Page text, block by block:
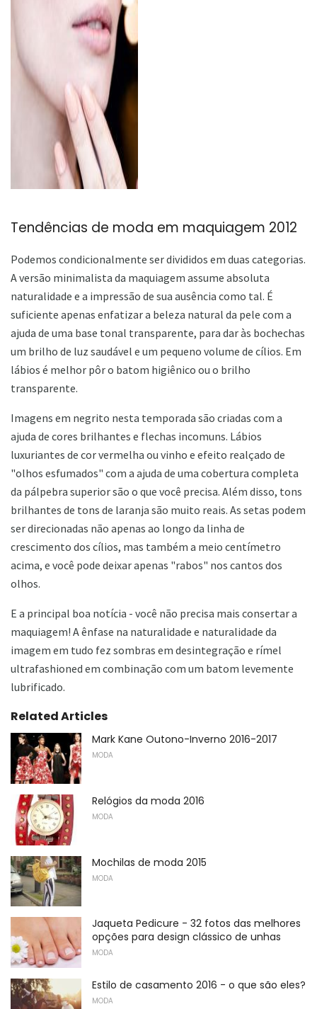
Tendências de moda em maquiagem 2012
Podemos condicionalmente ser divididos em duas categorias.
A versão minimalista da maquiagem assume absoluta
naturalidade e a impressão de sua ausência como tal. É
suficiente apenas enfatizar a beleza natural da pele com a
ajuda de uma base tonal transparente, para dar às bochechas
um brilho de luz saudável e um pequeno volume de cílios. Em
lábios é melhor pôr o batom higiênico ou o brilho
transparente.
Imagens em negrito nesta temporada são criadas com a
ajuda de cores brilhantes e flechas incomuns. Lábios
luxuriantes de cor vermelha ou vinho e efeito realçado de
"olhos esfumados" com a ajuda de uma cobertura completa
da pálpebra superior são o que você precisa. Além disso, tons
brilhantes de tons de laranja são muito reais. As setas podem
ser direcionadas não apenas ao longo da linha de
crescimento dos cílios, mas também a meio centímetro
acima, e você pode deixar apenas "rabos" nos cantos dos
olhos.
E a principal boa notícia - você não precisa mais consertar a
maquiagem! A ênfase na naturalidade e naturalidade da
imagem em tudo fez sombras em desintegração e rímel
ultrafashioned em combinação com um batom levemente
lubrificado.
Related Articles
Mark Kane Outono-Inverno 2016-2017
MODA
Relógios da moda 2016
MODA
Mochilas de moda 2015
MODA
Jaqueta Pedicure - 32 fotos das melhores
opções para design clássico de unhas
MODA
Estilo de casamento 2016 - o que são eles?
MODA